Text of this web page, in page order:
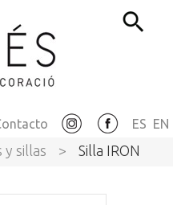
ES EN
y sillas > Silla IRON